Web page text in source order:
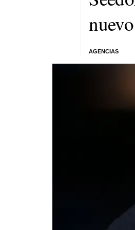
AGENCIAS